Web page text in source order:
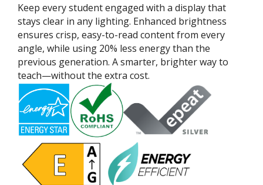
Keep every student engaged with a display that
stays clear in any lighting. Enhanced brightness
ensures crisp, easy-to-read content from every
angle, while using 20% less energy than the
previous generation. A smarter, brighter way to
teach—without the extra cost.